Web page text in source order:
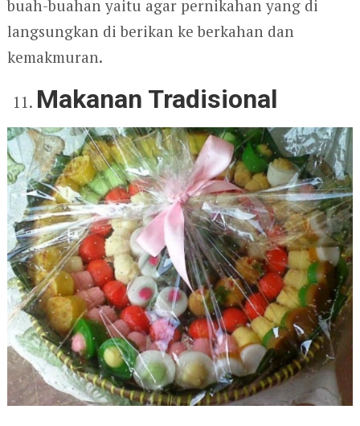
buah-buahan yaitu agar pernikahan yang di
langsungkan di berikan ke berkahan dan
kemakmuran.
Makanan Tradisional